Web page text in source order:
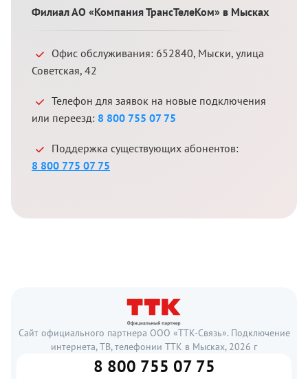
Филиал АО «Компания ТрансТелеКом» в Мысках
Офис обслуживания: 652840, Мыски, улица
Советская, 42
Телефон для заявок на новые подключения
или переезд: 8 800 755 07 75
Поддержка существующих абонентов:
8 800 775 07 75
Сайт официального партнера ООО «ТТК-Связь». Подключение
интернета, ТВ, телефонии ТТК в Мысках, 2026 г
8 800 755 07 75